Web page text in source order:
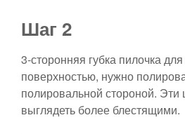
Шаг 2
3-сторонняя губка пилочка
поверхностью, нужно
полировальной стороной.
выглядеть более блестящими.